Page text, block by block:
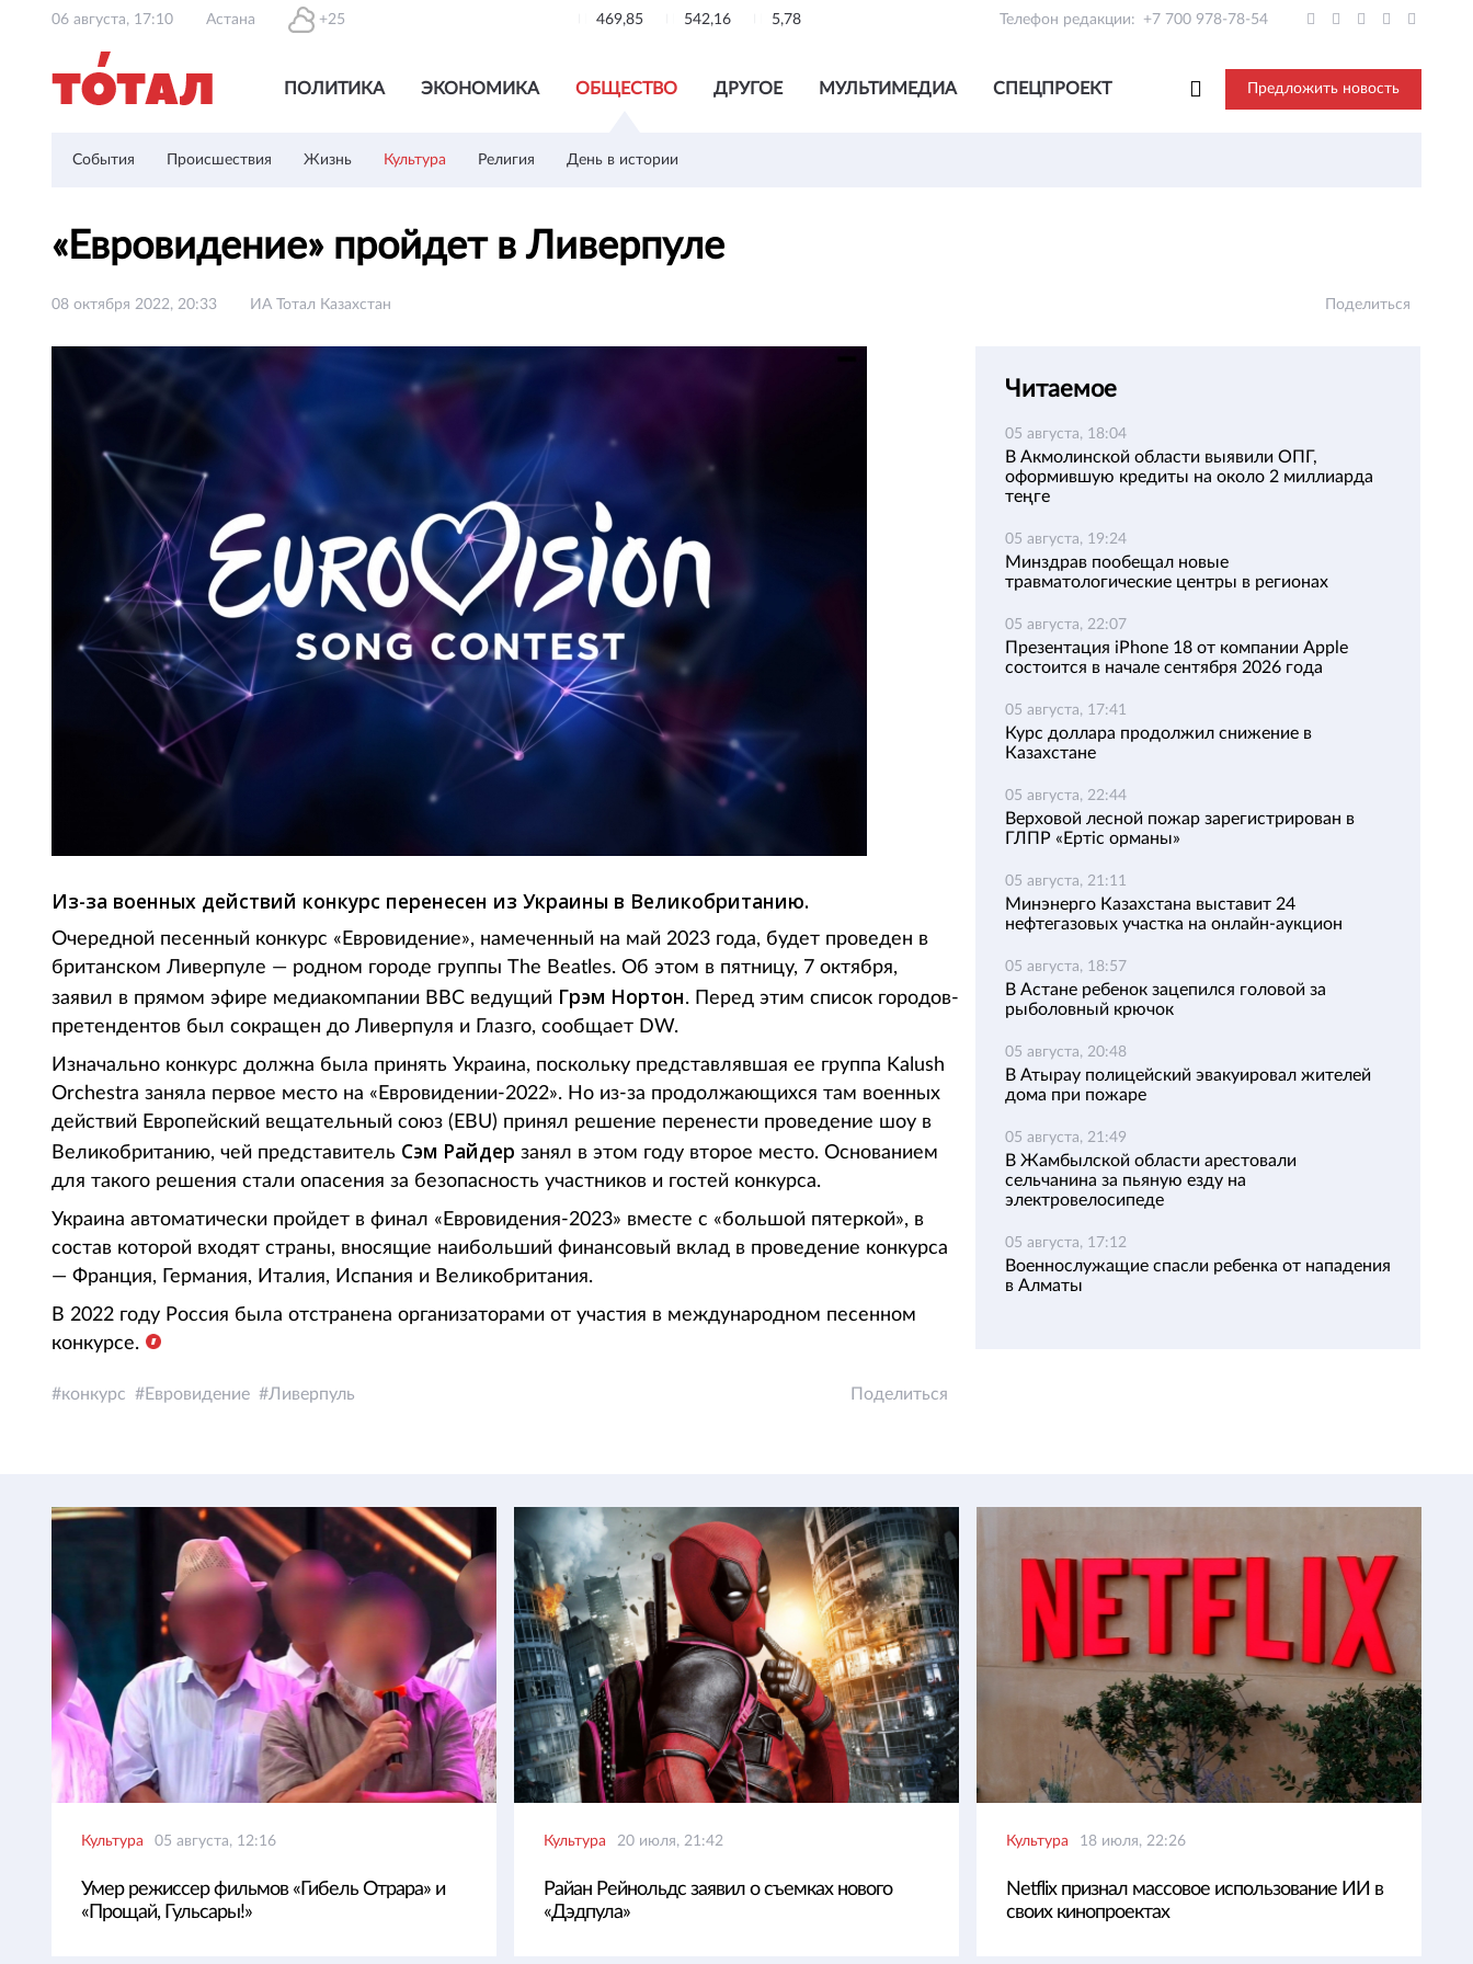
06 августа, 17:10 Астана +25 469,85 542,16 5,78 Телефон редакции: +7 700 978-78-54
ПОЛИТИКА ЭКОНОМИКА ОБЩЕСТВО ДРУГОЕ МУЛЬТИМЕДИА СПЕЦПРОЕКТ Предложить новость
События Происшествия Жизнь Культура Религия День в истории
«Евровидение» пройдет в Ливерпуле
08 октября 2022, 20:33 ИА Тотал Казахстан Поделиться
Из-за военных действий конкурс перенесен из Украины в Великобританию.
Очередной песенный конкурс «Евровидение», намеченный на май 2023 года, будет проведен в
британском Ливерпуле — родном городе группы The Beatles. Об этом в пятницу, 7 октября,
заявил в прямом эфире медиакомпании BBC ведущий Грэм Нортон. Перед этим список городов-
претендентов был сокращен до Ливерпуля и Глазго, сообщает DW.
Изначально конкурс должна была принять Украина, поскольку представлявшая ее группа Kalush
Orchestra заняла первое место на «Евровидении-2022». Но из-за продолжающихся там военных
действий Европейский вещательный союз (EBU) принял решение перенести проведение шоу в
Великобританию, чей представитель Сэм Райдер занял в этом году второе место. Основанием
для такого решения стали опасения за безопасность участников и гостей конкурса.
Украина автоматически пройдет в финал «Евровидения-2023» вместе с «большой пятеркой», в
состав которой входят страны, вносящие наибольший финансовый вклад в проведение конкурса
— Франция, Германия, Италия, Испания и Великобритания.
В 2022 году Россия была отстранена организаторами от участия в международном песенном
конкурсе.
конкурс Евровидение Ливерпуль Поделиться
Читаемое
05 августа, 18:04
В Акмолинской области выявили ОПГ,
оформившую кредиты на около 2 миллиарда
теңге
05 августа, 19:24
Минздрав пообещал новые
травматологические центры в регионах
05 августа, 22:07
Презентация iPhone 18 от компании Apple
состоится в начале сентября 2026 года
05 августа, 17:41
Курс доллара продолжил снижение в
Казахстане
05 августа, 22:44
Верховой лесной пожар зарегистрирован в
ГЛПР «Ертіс орманы»
05 августа, 21:11
Минэнерго Казахстана выставит 24
нефтегазовых участка на онлайн-аукцион
05 августа, 18:57
В Астане ребенок зацепился головой за
рыболовный крючок
05 августа, 20:48
В Атырау полицейский эвакуировал жителей
дома при пожаре
05 августа, 21:49
В Жамбылской области арестовали
сельчанина за пьяную езду на
электровелосипеде
05 августа, 17:12
Военнослужащие спасли ребенка от нападения
в Алматы
Культура 05 августа, 12:16
Умер режиссер фильмов «Гибель Отрара» и
«Прощай, Гульсары!»
Культура 20 июля, 21:42
Райан Рейнольдс заявил о съемках нового
«Дэдпула»
Культура 18 июля, 22:26
Netflix признал массовое использование ИИ в
своих кинопроектах